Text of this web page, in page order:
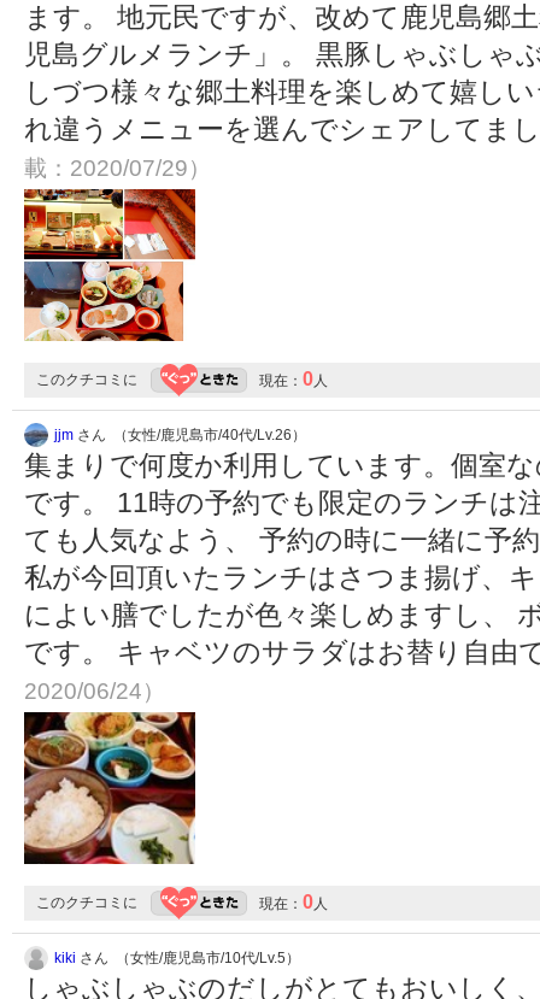
ます。 地元民ですが、改めて鹿児島郷
児島グルメランチ」。 黒豚しゃぶしゃ
しづつ様々な郷土料理を楽しめて嬉し
れ違うメニューを選んでシェアしてま
載：2020/07/29）
このクチコミに 現在： 0人
jjm さん （女性/鹿児島市/40代/Lv.26）
集まりで何度か利用しています。個室
です。 11時の予約でも限定のランチは
ても人気なよう、 予約の時に一緒に予
私が今回頂いたランチはさつま揚げ、
によい膳でしたが色々楽しめますし、
です。 キャベツのサラダはお替り自由
2020/06/24）
このクチコミに 現在： 0人
kiki さん （女性/鹿児島市/10代/Lv.5）
しゃぶしゃぶのだしがとてもおいしく